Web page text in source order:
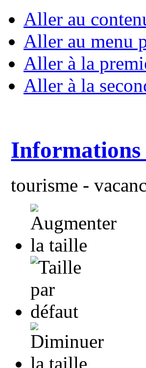
Aller au
Aller au menu
Aller à la
Aller à la
Informations
tourisme -